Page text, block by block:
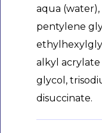
aqua
pentylene
alkyl acrylate
glycol,
disuccinate.